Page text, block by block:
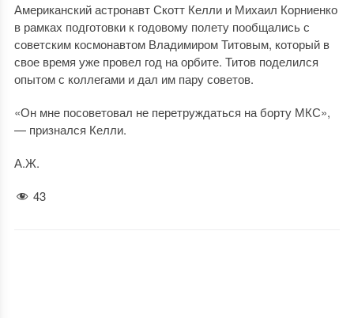
Американский астронавт Скотт Келли и Михаил Корниенко
в рамках подготовки к годовому полету пообщались с
советским космонавтом Владимиром Титовым, который в
свое время уже провел год на орбите. Титов поделился
опытом с коллегами и дал им пару советов.
«Он мне посоветовал не перетруждаться на борту МКС»,
— признался Келли.
А.Ж.
43